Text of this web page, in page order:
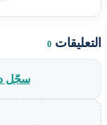
التعليقات 0
سجّل